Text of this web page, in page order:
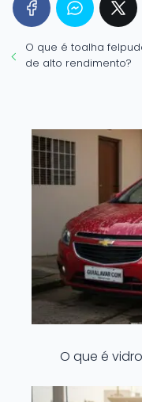
O que é toalha
de alto rendimento?
O que é